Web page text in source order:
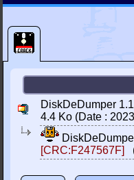
DiskDeDumper
4.4 Ko (Date :
[CRC:F247567F]